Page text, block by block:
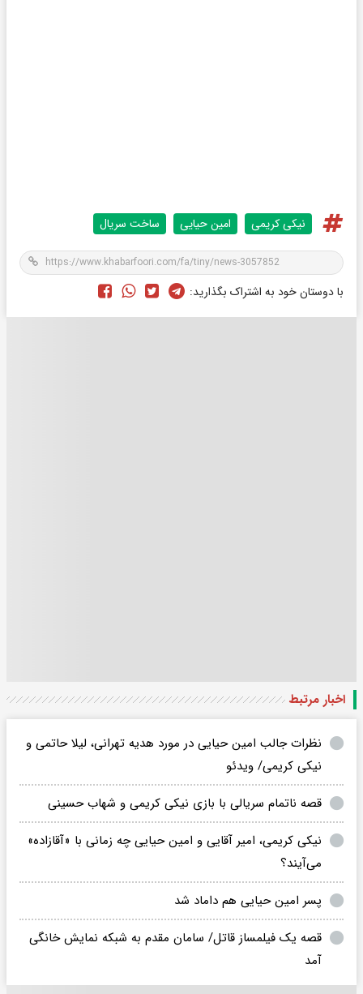
نیکی کریمی امین حیایی ساخت سریال
با دوستان خود به اشتراک بگذارید:
اخبار مرتبط
نظرات جالب امین حیایی در مورد هدیه تهرانی، لیلا حاتمی و
نیکی کریمی/ ویدئو
قصه ناتمام سریالی با بازی نیکی کریمی و شهاب حسینی
نیکی کریمی، امیر آقایی و امین حیایی چه زمانی با «آقازاده»
می‌آیند؟
پسر امین حیایی هم داماد شد
قصه یک فیلمساز قاتل/ سامان مقدم به شبکه نمایش خانگی
آمد